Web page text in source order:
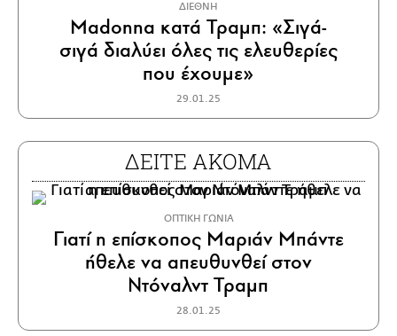
ΔΙΕΘΝΗ
Madonna κατά Τραμπ: «Σιγά-
σιγά διαλύει όλες τις ελευθερίες
που έχουμε»
29.01.25
ΔΕΙΤΕ ΑΚΟΜΑ
ΟΠΤΙΚΗ ΓΩΝΙΑ
Γιατί η επίσκοπος Μαριάν Μπάντε
ήθελε να απευθυνθεί στον
Ντόναλντ Τραμπ
28.01.25